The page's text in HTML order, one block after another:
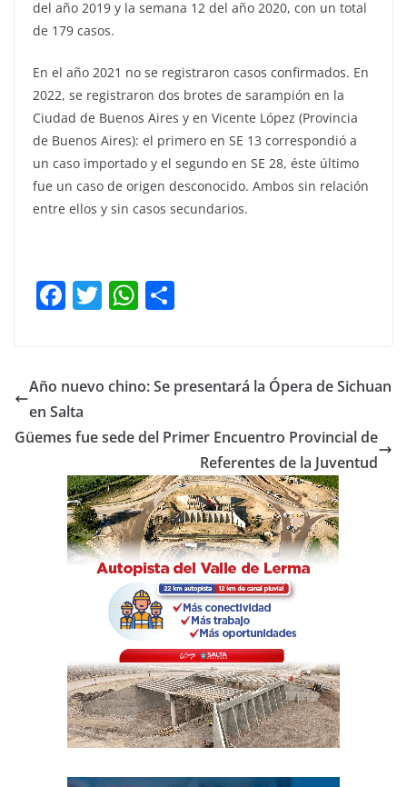
del año 2019 y la semana 12 del año 2020, con un total
de 179 casos.
En el año 2021 no se registraron casos confirmados. En
2022, se registraron dos brotes de sarampión en la
Ciudad de Buenos Aires y en Vicente López (Provincia
de Buenos Aires): el primero en SE 13 correspondió a
un caso importado y el segundo en SE 28, éste último
fue un caso de origen desconocido. Ambos sin relación
entre ellos y sin casos secundarios.
F
e
b
o
o
k
T
er
W
s
p
p
p
tir
Año nuevo chino: Se presentará la Ópera de Sichuan
en Salta
Güemes fue sede del Primer Encuentro Provincial de
Referentes de la Juventud